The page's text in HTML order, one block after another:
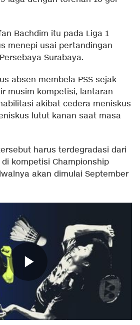
Bachdim itu pada Liga 1
menepi usai pertandingan
Surabaya.
absen membela PSS sejak
musim kompetisi, lantaran
akibat cedera meniskus
lutut kanan saat masa
harus terdegradasi dari
kompetisi Championship
akan dimulai September